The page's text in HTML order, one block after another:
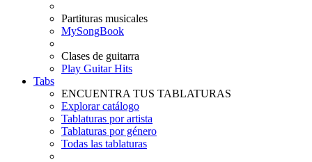
Partituras musicales
MySongBook
Clases de guitarra
Play Guitar Hits
Tabs
ENCUENTRA TUS TABLATURAS
Explorar catálogo
Tablaturas por artista
Tablaturas por género
Todas las tablaturas